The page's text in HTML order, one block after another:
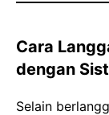
Cara
dengan
Selain